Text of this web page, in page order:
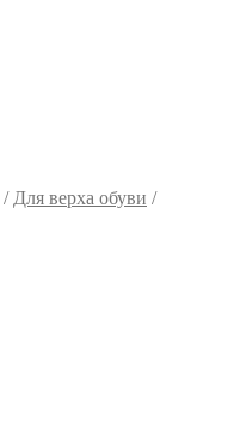
/ Для верха обуви /